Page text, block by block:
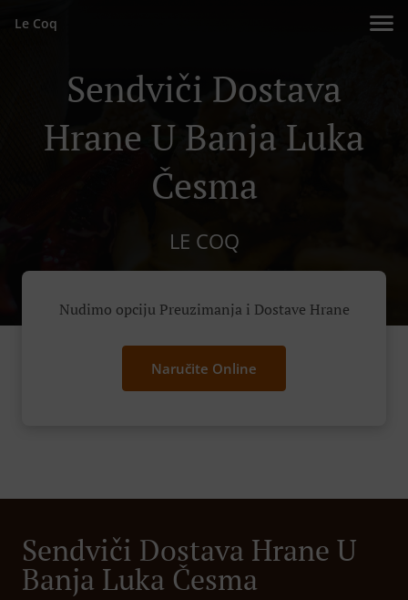
Le Coq
Sendviči Dostava
Hrane U Banja Luka
Česma
LE COQ
Nudimo opciju Preuzimanja i Dostave Hrane
Naručite Online
Sendviči Dostava Hrane U
Banja Luka Česma